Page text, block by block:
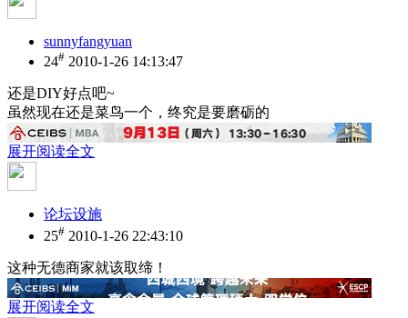
sunnyfangyuan
24# 2010-1-26 14:13:47
还是DIY好点吧~
虽然现在还是菜鸟一个，终究是要磨砺的
展开阅读全文
论坛设施
25# 2010-1-26 22:43:10
这种无德商家就该取缔！
展开阅读全文